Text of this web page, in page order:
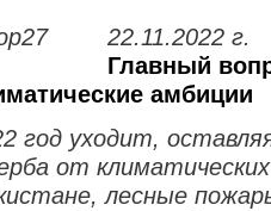
22.11.2022 г.
Главный
амбиции
год уходит,
от
лесные